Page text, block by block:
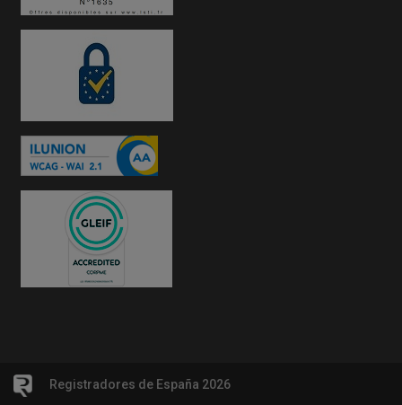
Registradores de España 2026